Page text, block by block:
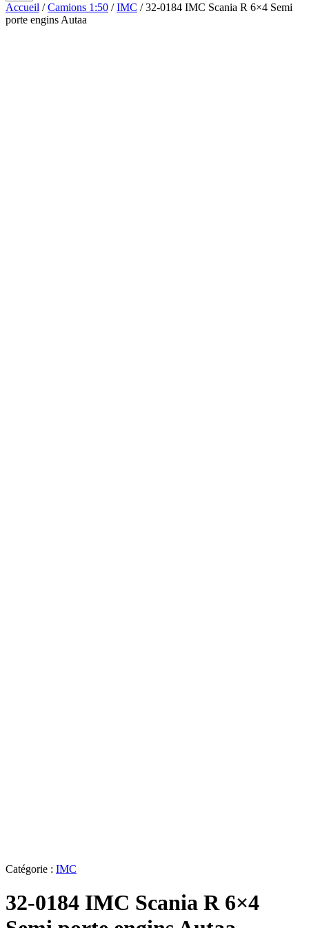
Accueil /Camions 1:50 /IMC / 32-0184 IMC Scania R 6×4 Semi
porte engins Autaa
Catégorie : IMC
32-0184 IMC Scania R 6×4